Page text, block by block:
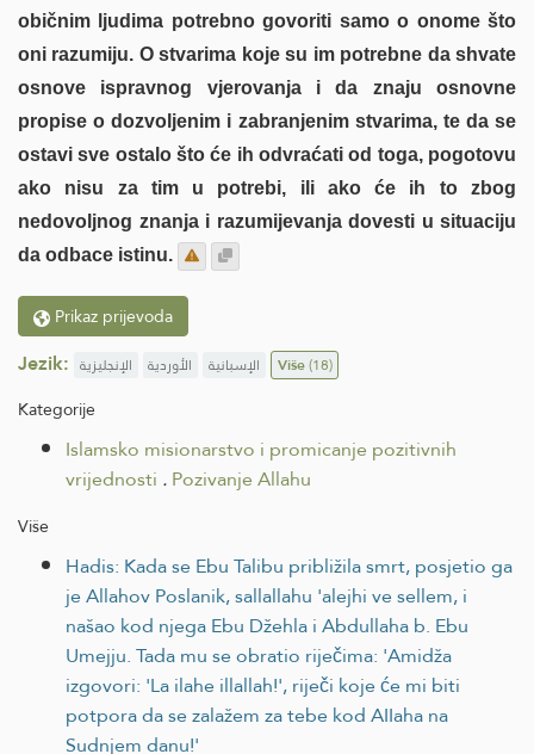
običnim ljudima potrebno govoriti samo o onome što
oni razumiju. O stvarima koje su im potrebne da shvate
osnove ispravnog vjerovanja i da znaju osnovne
propise o dozvoljenim i zabranjenim stvarima, te da se
ostavi sve ostalo što će ih odvraćati od toga, pogotovu
ako nisu za tim u potrebi, ili ako će ih to zbog
nedovoljnog znanja i razumijevanja dovesti u situaciju
da odbace istinu.
Prikaz prijevoda
Jezik: الإنجليزية الأوردية الإسبانية Više(18)
Kategorije
Islamsko misionarstvo i promicanje pozitivnih
vrijednosti .Pozivanje Allahu
Više
Hadis: Kada se Ebu Talibu približila smrt, posjetio ga
je Allahov Poslanik, sallallahu 'alejhi ve sellem, i
našao kod njega Ebu Džehla i Abdullaha b. Ebu
Umejju. Tada mu se obratio riječima: 'Amidža
izgovori: 'La ilahe illallah!', riječi koje će mi biti
potpora da se zalažem za tebe kod AIIaha na
Sudnjem danu!'